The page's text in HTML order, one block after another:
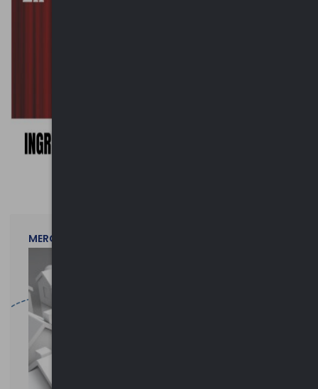
MERCOLEDì 29 LUGLIO 2026